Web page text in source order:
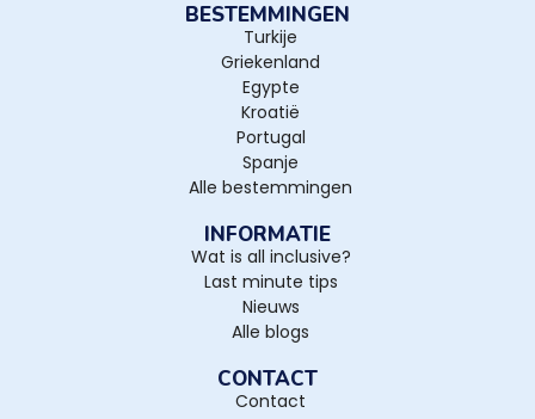
BESTEMMINGEN
Turkije
Griekenland
Egypte
Kroatië
Portugal
Spanje
Alle bestemmingen
INFORMATIE
Wat is all inclusive?
Last minute tips
Nieuws
Alle blogs
CONTACT
Contact